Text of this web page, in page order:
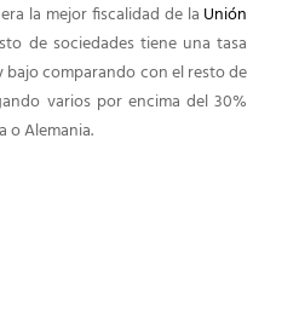
la mejor fiscalidad de la Unión
de sociedades tiene una tasa
comparando con el resto de
varios por encima del 30%
o Alemania.